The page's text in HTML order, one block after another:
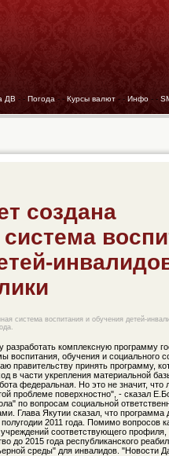
ДВ - - Погода - - Курсы валют - - Инфо - -
создана
система воспитания и обучения детей-
разработать комплексную программу
воспитания, обучения и социального
правительству принять программу,
в части укрепления материальной
федеральная. Но это не значит, что
проблеме поверхностно", - сказал
по вопросам социальной
Глава Якутии сказал, что программа
2011 года. Помимо вопросов
соответствующего профиля,
до 2015 года республиканского
среды" для инвалидов. "Новости